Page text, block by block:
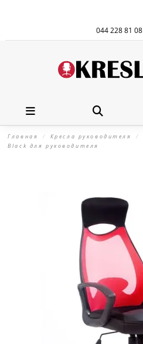
044 228 81 08
Главная Кресла руководителя
Black для руководителя